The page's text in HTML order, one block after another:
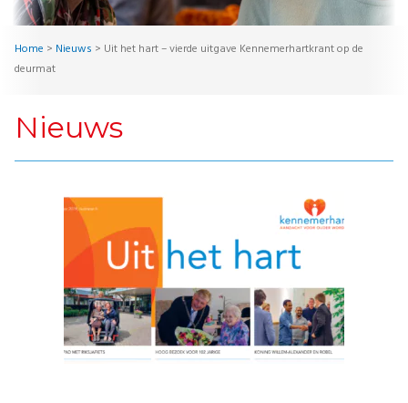
Home > Nieuws > Uit het hart – vierde uitgave Kennemerhartkrant op de
deurmat
Nieuws